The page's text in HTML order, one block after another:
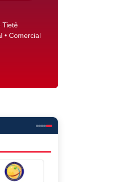
Tietê
• Comercial